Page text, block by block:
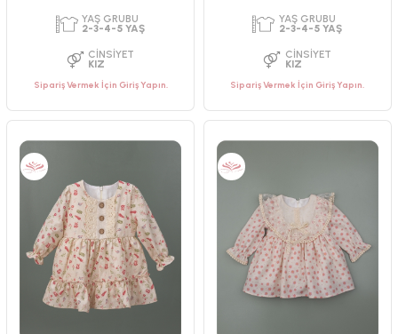
PAKET ADEDI
ADET
YAŞ GRUBU
PAKET ADEDI
ADET
YAŞ GRUBU
Sipariş Vermek İçin Giriş Yapın. Sipariş Vermek İçin Giriş Yapın.